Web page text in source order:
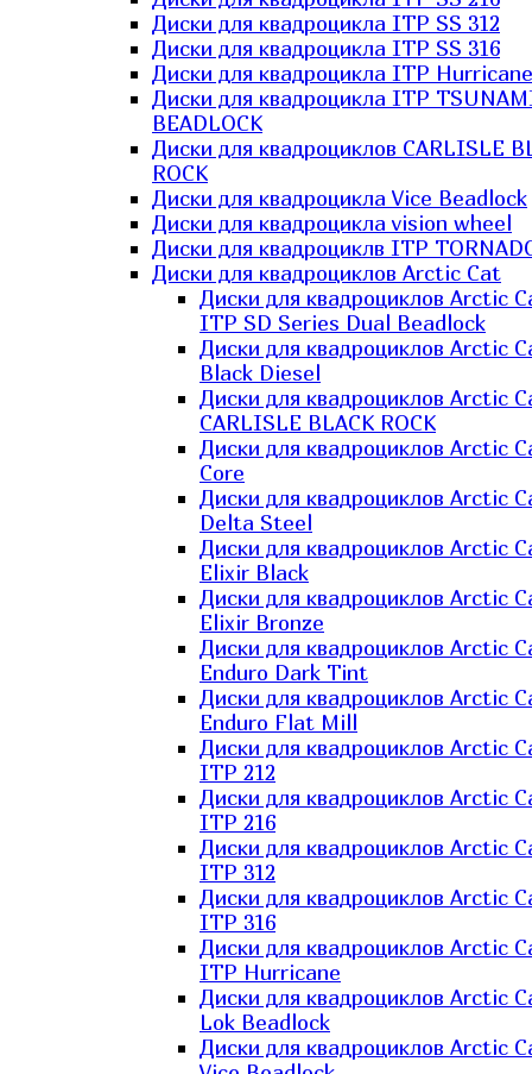
Диски для квадроцикла ITP SS 312
Диски для квадроцикла ITP SS 316
Диски для квадроцикла ITP Hurricane
Диски для квадроцикла ITP
BEADLOCK
Диски для квадроциклов CARLISLE
ROCK
Диски для квадроцикла Vice Beadlock
Диски для квадроцикла vision wheel
Диски для квадроциклв ITP
Диски для квадроциклов Arctic Cat
Диски для квадроциклов Arctic
ITP SD Series Dual Beadlock
Диски для квадроциклов Arctic
Black Diesel
Диски для квадроциклов Arctic
CARLISLE BLACK ROCK
Диски для квадроциклов Arctic
Core
Диски для квадроциклов Arctic
Delta Steel
Диски для квадроциклов Arctic
Elixir Black
Диски для квадроциклов Arctic
Elixir Bronze
Диски для квадроциклов Arctic
Enduro Dark Tint
Диски для квадроциклов Arctic
Enduro Flat Mill
Диски для квадроциклов Arctic
ITP 212
Диски для квадроциклов Arctic
ITP 216
Диски для квадроциклов Arctic
ITP 312
Диски для квадроциклов Arctic
ITP 316
Диски для квадроциклов Arctic
ITP Hurricane
Диски для квадроциклов Arctic
Lok Beadlock
Диски для квадроциклов Arctic